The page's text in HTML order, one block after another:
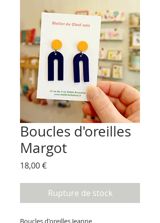
Boucles d'oreilles
Margot
18,00 €Prix
Rupture de stock